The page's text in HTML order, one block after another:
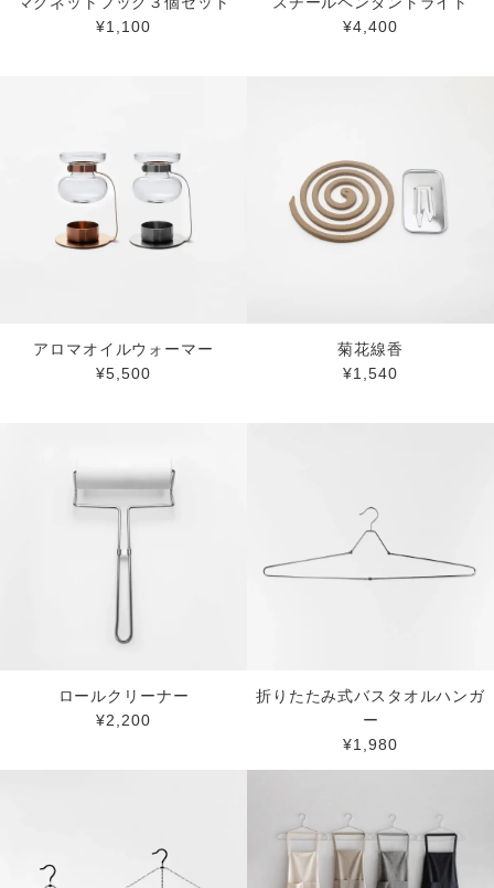
¥1,100
¥4,400
アロマオイルウォーマー
¥5,500
菊花線香
¥1,540
ロールクリーナー
¥2,200
折りたたみ式バスタオルハンガ
ー
¥1,980